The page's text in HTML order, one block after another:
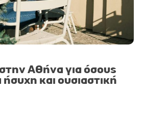
Αθήνα για όσους
και ουσιαστική